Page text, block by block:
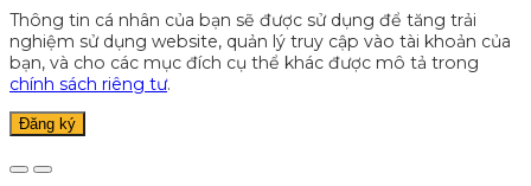
Thông tin cá nhân của bạn sẽ được sử dụng để tăng trải
nghiệm sử dụng website, quản lý truy cập vào tài khoản của
bạn, và cho các mục đích cụ thể khác được mô tả trong
chính sách riêng tư.
Đăng ký